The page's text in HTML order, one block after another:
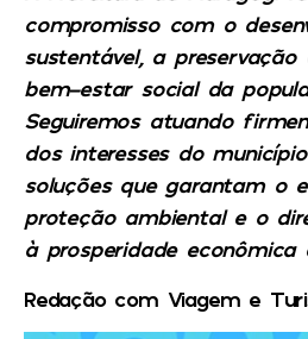
compromisso com o
sustentável, a
bem-estar social da
Seguiremos atuando
dos interesses do
soluções que garantam o
proteção ambiental e o
à prosperidade econômica
Redação com Viagem e